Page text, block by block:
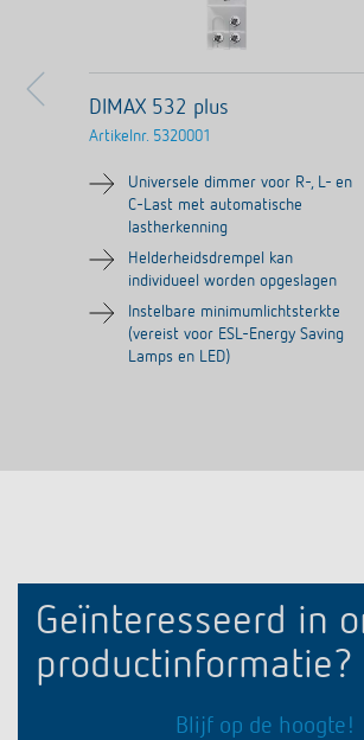
DIMAX 532 plus
Artikelnr. 5320001
Universele dimmer voor R-, L- en
C-Last met automatische
lastherkenning
Helderheidsdrempel kan
individueel worden opgeslagen
Instelbare minimumlichtsterkte
(vereist voor ESL-Energy Saving
Lamps en LED)
Geïnteresseerd in
productinformatie?
Blijf op de hoogte!